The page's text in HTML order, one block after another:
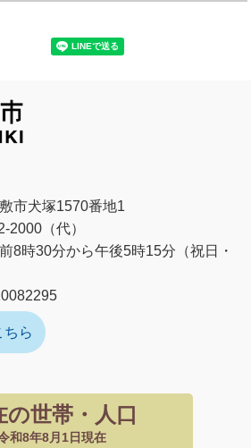
市犬塚1570番地1
2000（代）
8時30分から午後5時15分（祝日・
ちら